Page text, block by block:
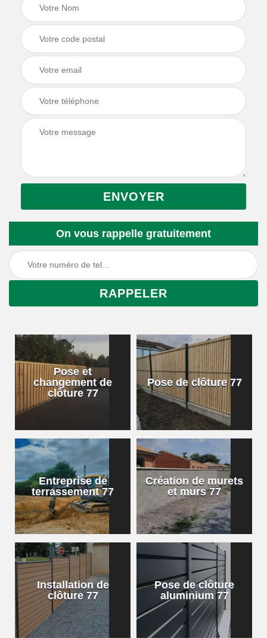
On vous rappelle gratuitement
Pose et
changement de
clôture 77
Pose de clôture 77
Entreprise de
terrassement 77
Création de murets
et murs 77
Installation de
clôture 77
Pose de clôture
aluminium 77